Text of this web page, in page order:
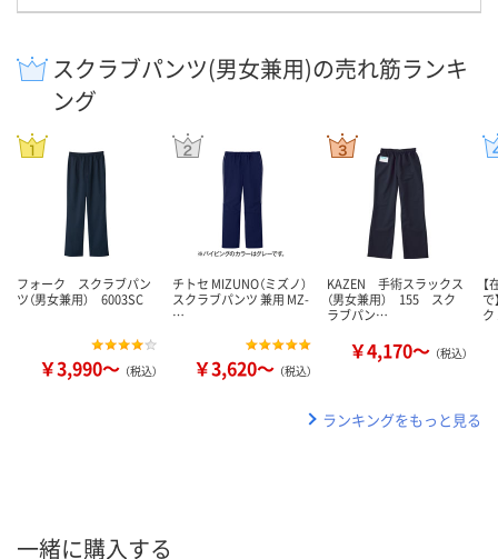
スクラブパンツ(男女兼用)の売れ筋ランキ
ング
フォーク スクラブパン
ツ（男女兼用） 6003SC
￥3,990～ （税込）
チトセ MIZUNO（ミズノ）
スクラブパンツ 兼用 MZ-
…
￥3,620～ （税込）
KAZEN 手術スラックス
（男女兼用） 155 スク
ラブパン…
￥4,170～ （税込）
で
ランキングをもっと見る
一緒に購入する